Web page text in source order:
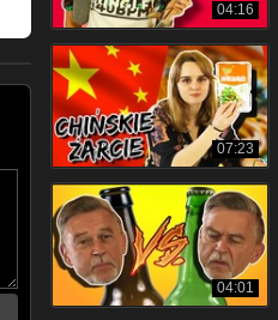
04:16
07:23
04:01